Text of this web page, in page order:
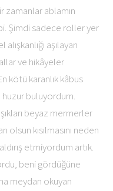
zamanlar ablamın
Şimdi sadece roller yer
aşılayan
ve hikâyeler
kötü karanlık kâbus
buluyordum.
beyaz mermerler
olsun kısılmasını neden
etmiyordum artık.
beni gördüğüne
meydan okuyan